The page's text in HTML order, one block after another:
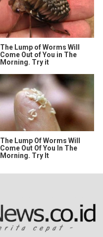
The Lump of Worms Will
Come Out of You in The
Morning. Try it
The Lump Of Worms Will
Come Out Of You In The
Morning. Try It